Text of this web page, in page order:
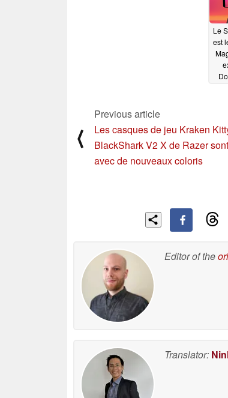
Le
est
⟨
Previous article
Les casques de jeu Kraken
BlackShark V2 X de Razer
avec de nouveaux coloris
Editor of the
Translator: